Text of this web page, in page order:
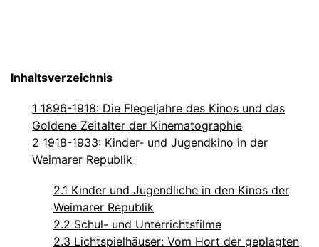
Inhaltsverzeichnis
1 1896-1918: Die Flegeljahre des Kinos und das
Goldene Zeitalter der Kinematographie
2 1918-1933: Kinder- und Jugendkino in der
Weimarer Republik
2.1 Kinder und Jugendliche in den Kinos der
Weimarer Republik
2.2 Schul- und Unterrichtsfilme
2.3 Lichtspielhäuser: Vom Hort der geplagten